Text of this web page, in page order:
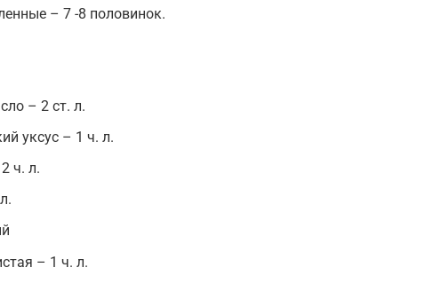
– 7 -8 половинок.
– 2 ст. л.
уксус – 1 ч. л.
ч. л.
– 1 ч. л.